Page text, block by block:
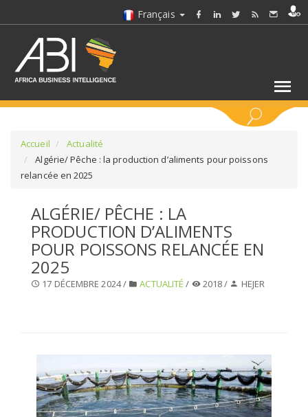
Français
SÉLECTIONNEZ UN DOSSIER
SELECTIONNEZ UNE SECTION
Accueil
Actualité
Algérie/ Pêche : la production d’aliments pour poissons
relancée en 2025
ALGÉRIE/ PÊCHE : LA
PRODUCTION D’ALIMENTS
POUR POISSONS RELANCÉE EN
2025
17 DÉCEMBRE 2024 / ACTUALITÉ / 2018 / HEJER